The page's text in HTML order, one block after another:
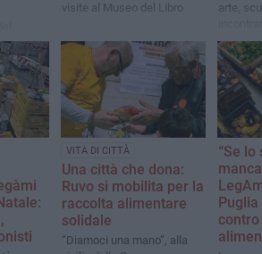
forze
in
visite al Museo del Libro
arte,
per
VITA DI CITTÀ
Una città che dona:
Ruvo si mobilita per la
raccolta alimentare
solidale
“Diamoci una mano”, alla
“Se lo